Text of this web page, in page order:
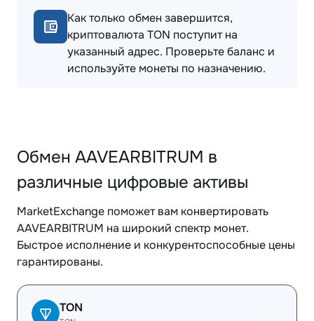
Как только обмен завершится,
криптовалюта TON поступит на
указанный адрес. Проверьте баланс и
используйте монеты по назначению.
Обмен AAVEARBITRUM в
различные цифровые активы
MarketExchange поможет вам конвертировать
AAVEARBITRUM на широкий спектр монет.
Быстрое исполнение и конкурентоспособные цены
гарантированы.
TON